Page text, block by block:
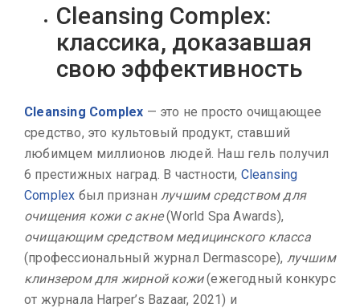
Cleansing Complex:
классика, доказавшая
свою эффективность
Cleansing Complex — это не просто очищающее
средство, это культовый продукт, ставший
любимцем миллионов людей. Наш гель получил
6 престижных наград. В частности, Cleansing
Complex был признан лучшим средством для
очищения кожи с акне(World Spa Awards),
очищающим средством медицинского класса
(профессиональный журнал Dermascope), лучшим
клинзером для жирной кожи(ежегодный конкурс
от журнала Harper’s Bazaar, 2021) и